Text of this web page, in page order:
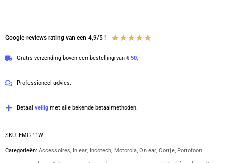
K1-
|
aantal
Google-reviews rating van een 4,9/5 ! ★★★★★
Gratis verzending boven een bestelling van € 50,-
Professioneel advies.
Betaal veilig met alle bekende betaalmethoden.
SKU: EMC-11W
Categorieën: Accessoires, In ear, Incotech, Motorola, On ear, Oortje, Portofoon